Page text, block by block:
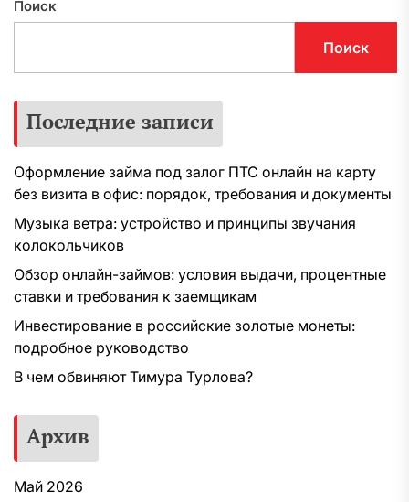
Поиск
Поиск
Последние записи
Оформление займа под залог ПТС онлайн на карту
без визита в офис: порядок, требования и документы
Музыка ветра: устройство и принципы звучания
колокольчиков
Обзор онлайн-займов: условия выдачи, процентные
ставки и требования к заемщикам
Инвестирование в российские золотые монеты:
подробное руководство
В чем обвиняют Тимура Турлова?
Архив
Май 2026